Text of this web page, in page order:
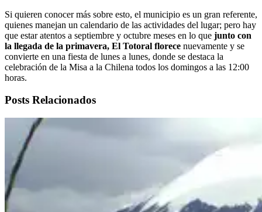
Si quieren conocer más sobre esto, el municipio es un gran referente,
quienes manejan un calendario de las actividades del lugar; pero hay
que estar atentos a septiembre y octubre meses en lo que junto con
la llegada de la primavera, El Totoral florece nuevamente y se
convierte en una fiesta de lunes a lunes, donde se destaca la
celebración de la Misa a la Chilena todos los domingos a las 12:00
horas.
Posts Relacionados